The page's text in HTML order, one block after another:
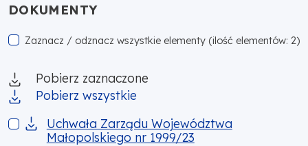
DOKUMENTY
Zaznacz / odznacz wszystkie elementy (ilość elementów: 2)
Pobierz zaznaczone
Pobierz wszystkie
Uchwała Zarządu Województwa Małopolskiego nr 1999/23
Uchwała Zarządu Województwa
Małopolskiego nr 1999/23